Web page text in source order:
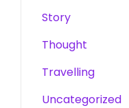
Story
Thought
Travelling
Uncategorized